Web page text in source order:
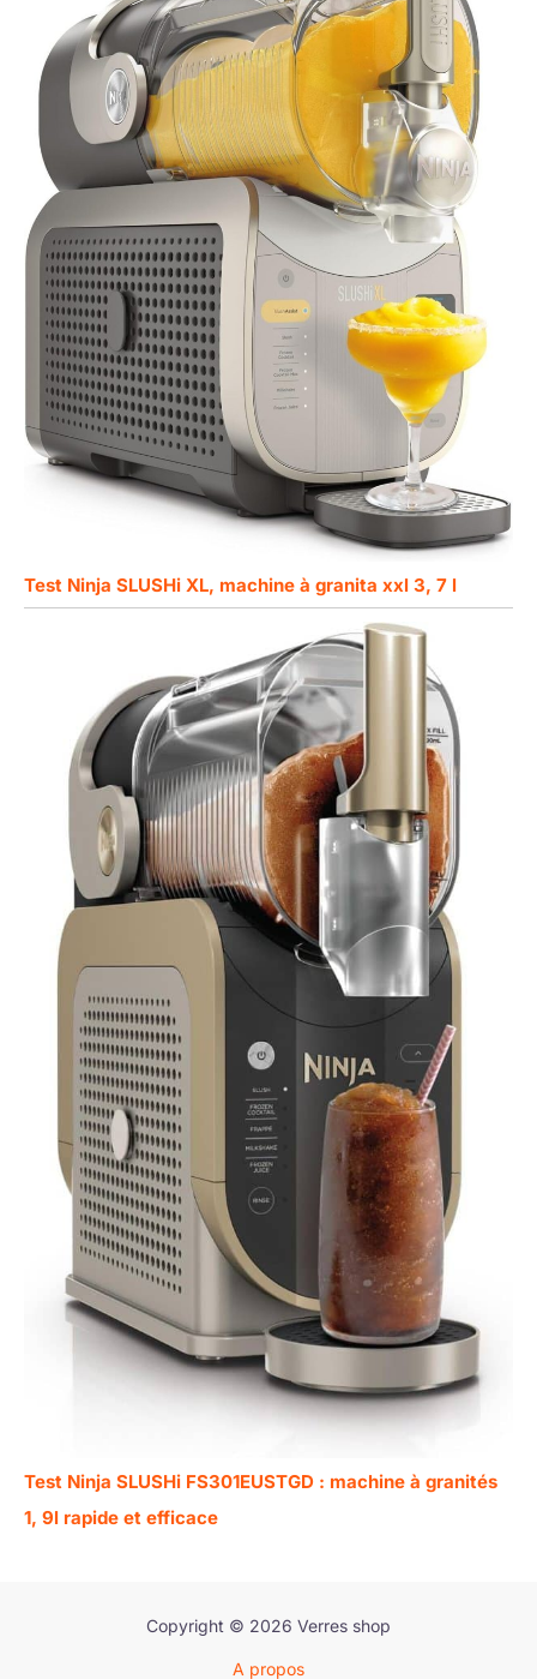
Test Ninja SLUSHi XL, machine à granita xxl 3, 7 l
Test Ninja SLUSHi FS301EUSTGD : machine à granités
1, 9l rapide et efficace
Copyright © 2026 Verres shop
A propos